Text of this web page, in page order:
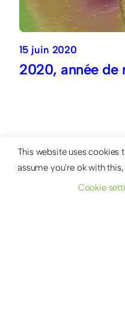
15 juin 2020
2020, année de
This website uses cookies
assume you're ok with
Cookie